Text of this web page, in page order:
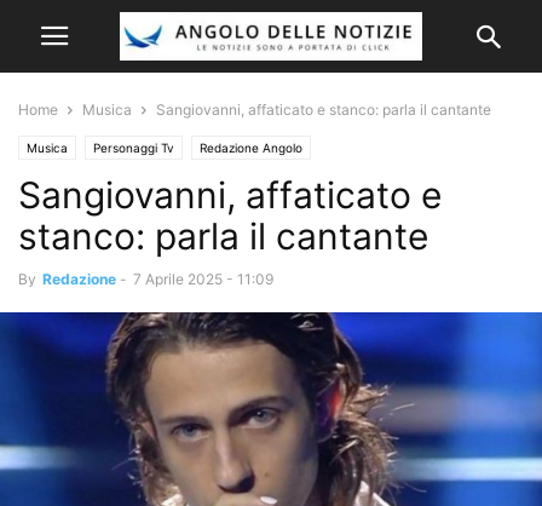
Home Musica Sangiovanni, affaticato e stanco: parla il cantante
Musica Personaggi Tv Redazione Angolo
Sangiovanni, affaticato e
stanco: parla il cantante
By Redazione - 7 Aprile 2025 - 11:09